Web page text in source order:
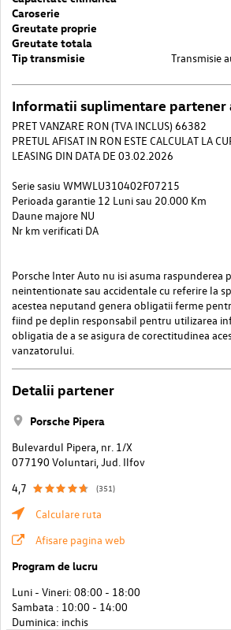
Caroserie
Greutate proprie
Greutate totala
Tip transmisie
Transmisie
Informatii suplimentare partener
PRET VANZARE RON (TVA INCLUS) 66382
PRETUL AFISAT IN RON ESTE CALCULAT LA
LEASING DIN DATA DE 03.02.2026
Serie sasiu WMWLU310402F07215
Perioada garantie 12 Luni sau 20.000 Km
Daune majore NU
Nr km verificati DA
Porsche Inter Auto nu isi asuma
neintentionate sau accidentale cu referire la
acestea neputand genera obligatii ferme
fiind pe deplin responsabil pentru utilizarea
obligatia de a se asigura de corectitudinea
vanzatorului.
Detalii partener
Porsche Pipera
Bulevardul Pipera, nr. 1/X
077190 Voluntari, Jud. Ilfov
4,7
(351)
Calculare ruta
Afisare pagina web
Program de lucru
Luni - Vineri: 08:00 - 18:00
Sambata : 10:00 - 14:00
Duminica: inchis